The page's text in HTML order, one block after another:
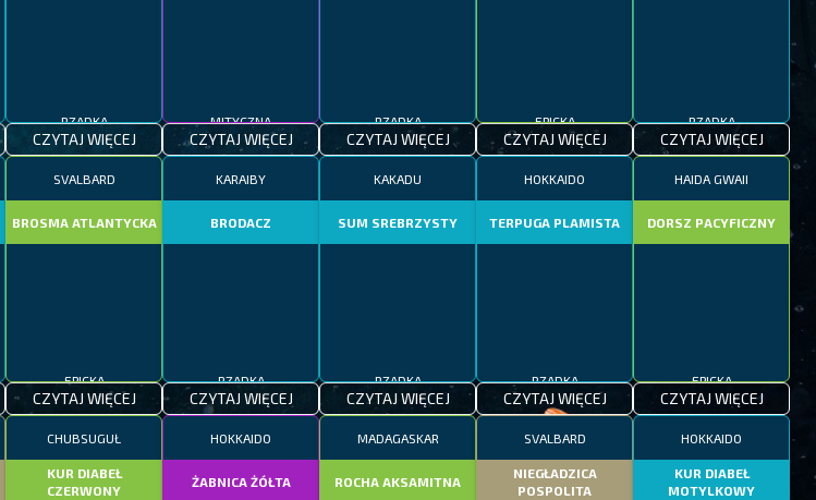
RZADKA
CZYTAJ WIĘCEJ
MITYCZNA
CZYTAJ WIĘCEJ
RZADKA
CZYTAJ WIĘCEJ
EPICKA
CZYTAJ WIĘCEJ
RZADKA
CZYTAJ WIĘCEJ
SVALBARD
BROSMA ATLANTYCKA
EPICKA
CZYTAJ WIĘCEJ
KARAIBY
BRODACZ
RZADKA
CZYTAJ WIĘCEJ
KAKADU
SUM SREBRZYSTY
RZADKA
CZYTAJ WIĘCEJ
HOKKAIDO
TERPUGA PLAMISTA
RZADKA
CZYTAJ WIĘCEJ
HAIDA GWAII
DORSZ PACYFICZNY
EPICKA
CZYTAJ WIĘCEJ
CHUBSUGUŁ
KUR DIABEŁ
CZERWONY
HOKKAIDO
ŻABNICA ŻÓŁTA
MADAGASKAR
ROCHA AKSAMITNA
SVALBARD
NIEGŁADZICA
POSPOLITA
HOKKAIDO
KUR DIABEŁ
MOTYLKOWY